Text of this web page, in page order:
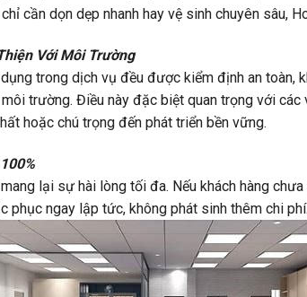
cần dọn dẹp nhanh hay vệ sinh chuyên sâu,
Với Môi Trường
trong dịch vụ đều được kiểm định an toàn,
trường. Điều này đặc biệt quan trọng với các
hoặc chú trọng đến phát triển bền vững.
lại sự hài lòng tối đa. Nếu khách hàng
phục ngay lập tức, không phát sinh thêm chi phí.